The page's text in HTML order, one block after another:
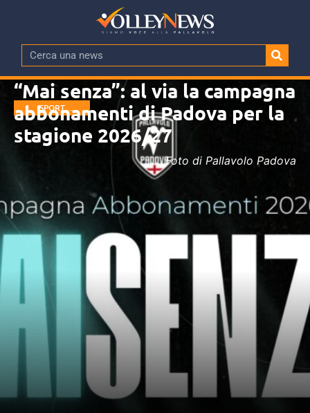
SPORT
MANAGEMENT
“Mai senza”: al via la campagna
abbonamenti di Padova per la
stagione 2026/27
Foto di Pallavolo Padova